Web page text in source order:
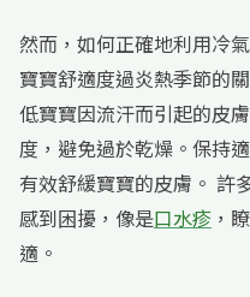
然而，如何正確地利用冷
寶寶舒適度過炎熱季節的
低寶寶因流汗而引起的皮
度，避免過於乾燥。保持
有效舒緩寶寶的皮膚。 許
感到困擾，像是口水疹 ，
適。